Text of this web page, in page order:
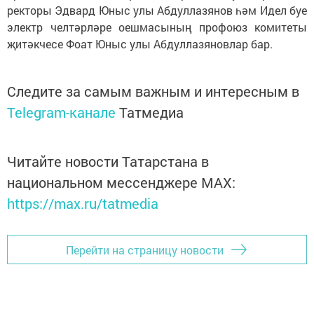
ректоры Эдвард Юныс улы Абдуллазянов һәм Идел буе
электр челтәрләре оешмасының профоюз комитеты
җитәкчесе Фоат Юныс улы Абдуллазяновлар бар.
Следите за самым важным и интересным в
Telegram-канале Татмедиа
Читайте новости Татарстана в
национальном мессенджере MАХ:
https://max.ru/tatmedia
Перейти на страницу новости